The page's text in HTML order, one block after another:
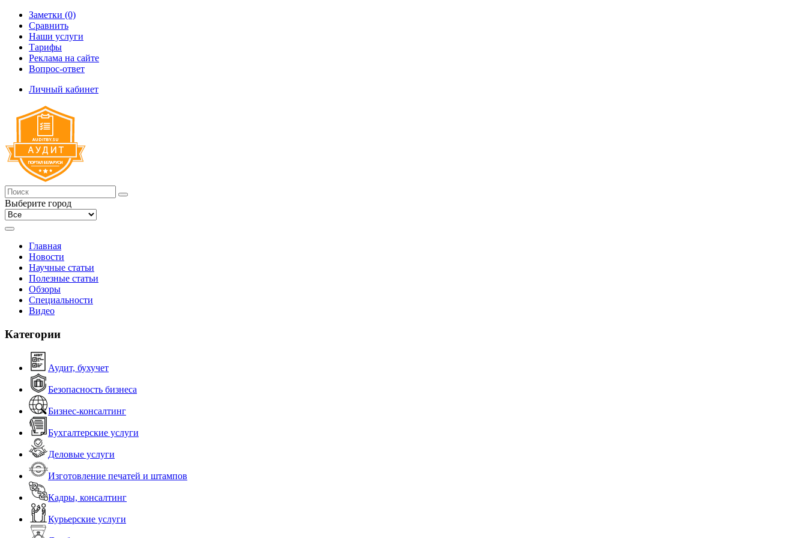
Заметки (0)
Сравнить
Наши услуги
Тарифы
Реклама на сайте
Вопрос-ответ
Личный кабинет
Выберите город
Главная
Новости
Научные статьи
Полезные статьи
Обзоры
Специальности
Видео
Категории
Аудит, бухучет
Безопасность бизнеса
Бизнес-консалтинг
Бухгалтерские услуги
Деловые услуги
Изготовление печатей и штампов
Кадры, консалтинг
Курьерские услуги